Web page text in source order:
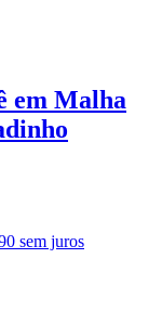
em Malha
sem juros